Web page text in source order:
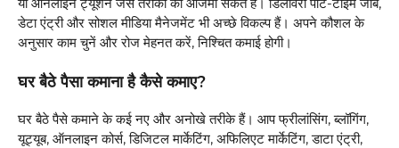
या ऑनलाइन ट्यूशन जैसे तरीकों को आजमा सकते हैं। डिलीवरी पार्ट-टाइम जॉब,
डेटा एंट्री और सोशल मीडिया मैनेजमेंट भी अच्छे विकल्प हैं। अपने कौशल के
अनुसार काम चुनें और रोज मेहनत करें, निश्चित कमाई होगी।
घर बैठे पैसा कमाना है कैसे कमाए?
घर बैठे पैसे कमाने के कई नए और अनोखे तरीके हैं। आप फ्रीलांसिंग, ब्लॉगिंग,
यूट्यूब, ऑनलाइन कोर्स, डिजिटल मार्केटिंग, अफिलिएट मार्केटिंग, डाटा एंट्री,